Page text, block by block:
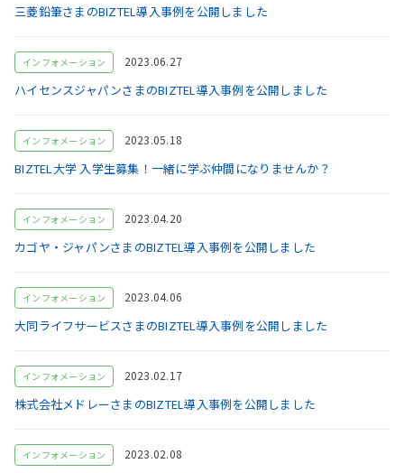
三菱鉛筆さまのBIZTEL導入事例を公開しました
インフォメーション 2023.06.27
ハイセンスジャパンさまのBIZTEL導入事例を公開しました
インフォメーション 2023.05.18
BIZTEL大学 入学生募集！一緒に学ぶ仲間になりませんか？
インフォメーション 2023.04.20
カゴヤ・ジャパンさまのBIZTEL導入事例を公開しました
インフォメーション 2023.04.06
大同ライフサービスさまのBIZTEL導入事例を公開しました
インフォメーション 2023.02.17
株式会社メドレーさまのBIZTEL導入事例を公開しました
インフォメーション 2023.02.08